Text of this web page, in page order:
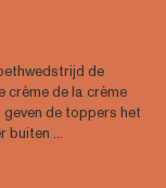
de
crème de la crème
geven de toppers het
buiten ...